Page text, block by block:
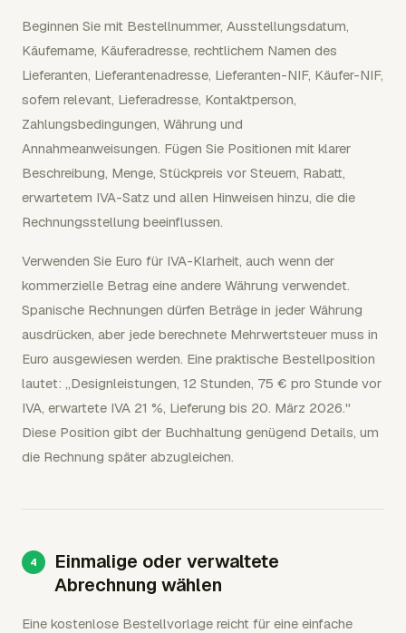
Beginnen Sie mit Bestellnummer, Ausstellungsdatum,
Käufername, Käuferadresse, rechtlichem Namen des
Lieferanten, Lieferantenadresse, Lieferanten-NIF, Käufer-NIF,
sofern relevant, Lieferadresse, Kontaktperson,
Zahlungsbedingungen, Währung und
Annahmeanweisungen. Fügen Sie Positionen mit klarer
Beschreibung, Menge, Stückpreis vor Steuern, Rabatt,
erwartetem IVA-Satz und allen Hinweisen hinzu, die die
Rechnungsstellung beeinflussen.
Verwenden Sie Euro für IVA-Klarheit, auch wenn der
kommerzielle Betrag eine andere Währung verwendet.
Spanische Rechnungen dürfen Beträge in jeder Währung
ausdrücken, aber jede berechnete Mehrwertsteuer muss in
Euro ausgewiesen werden. Eine praktische Bestellposition
lautet: „Designleistungen, 12 Stunden, 75 € pro Stunde vor
IVA, erwartete IVA 21 %, Lieferung bis 20. März 2026."
Diese Position gibt der Buchhaltung genügend Details, um
die Rechnung später abzugleichen.
Einmalige oder verwaltete
Abrechnung wählen
Eine kostenlose Bestellvorlage reicht für eine einfache